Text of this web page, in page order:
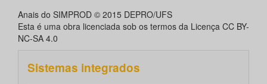
Anais do SIMPROD © 2015 DEPRO/UFS
Esta é uma obra licenciada sob os termos da Licença CC BY-
NC-SA 4.0
Sistemas integrados